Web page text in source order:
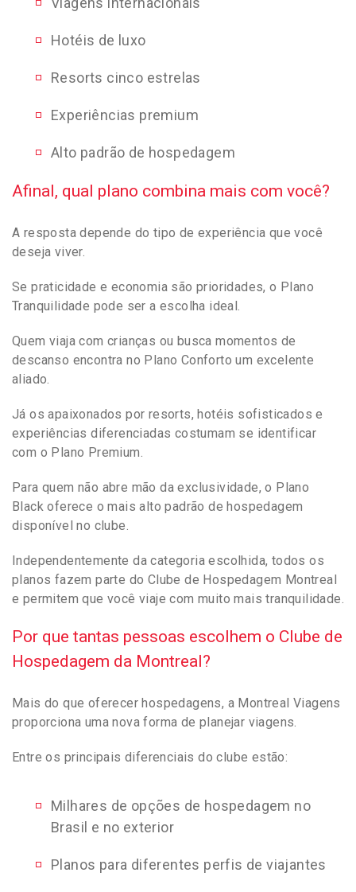
Hotéis de luxo
Resorts cinco estrelas
Experiências premium
Alto padrão de hospedagem
Afinal, qual plano combina mais com você?
A resposta depende do tipo de experiência que você
deseja viver.
Se praticidade e economia são prioridades, o Plano
Tranquilidade pode ser a escolha ideal.
Quem viaja com crianças ou busca momentos de
descanso encontra no Plano Conforto um excelente
aliado.
Já os apaixonados por resorts, hotéis sofisticados e
experiências diferenciadas costumam se identificar
com o Plano Premium.
Para quem não abre mão da exclusividade, o Plano
Black oferece o mais alto padrão de hospedagem
disponível no clube.
Independentemente da categoria escolhida, todos os
planos fazem parte do Clube de Hospedagem Montreal
e permitem que você viaje com muito mais tranquilidade.
Por que tantas pessoas escolhem o Clube de
Hospedagem da Montreal?
Mais do que oferecer hospedagens, a Montreal Viagens
proporciona uma nova forma de planejar viagens.
Entre os principais diferenciais do clube estão:
Milhares de opções de hospedagem no
Brasil e no exterior
Planos para diferentes perfis de viajantes